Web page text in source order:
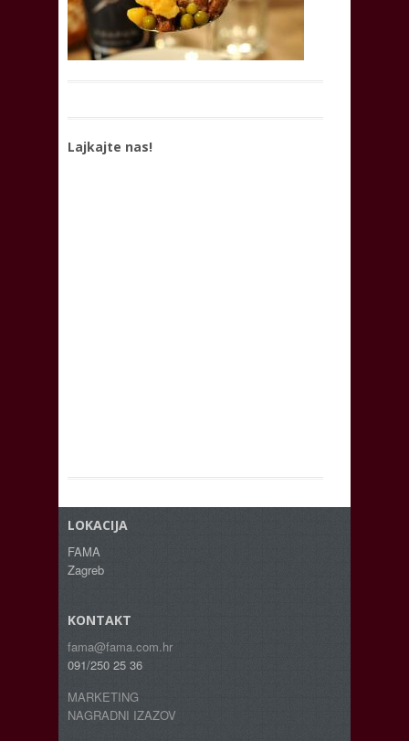
Lajkajte nas!
LOKACIJA
FAMA
Zagreb
KONTAKT
fama@fama.com.hr
091/250 25 36
MARKETING
NAGRADNI IZAZOV